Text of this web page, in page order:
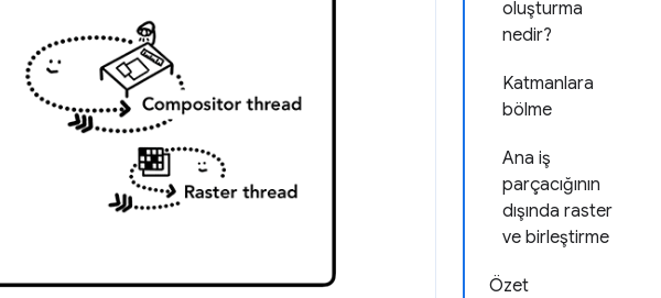
oluşturma
nedir?
Katmanlara
bölme
Ana iş
parçacığının
dışında raster
ve birleştirme
Özet